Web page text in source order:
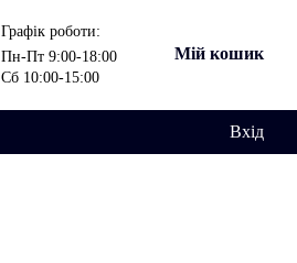
Графік роботи:
Пн-Пт 9:00-18:00
Сб 10:00-15:00
Мій кошик
Вхід